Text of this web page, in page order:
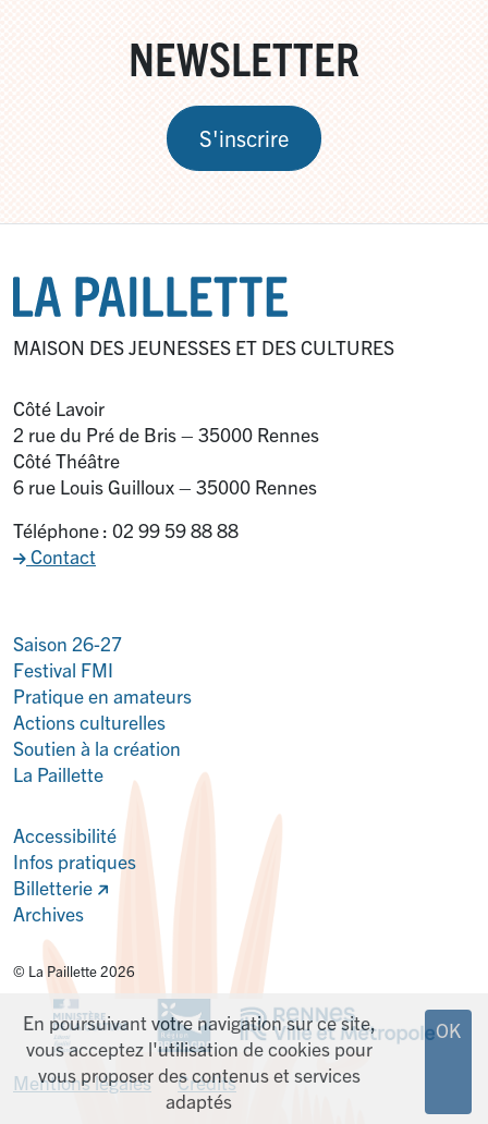
NEWSLETTER
S'inscrire
MAISON DES JEUNESSES ET DES CULTURES
Côté Lavoir
2 rue du Pré de Bris – 35000 Rennes
Côté Théâtre
6 rue Louis Guilloux – 35000 Rennes
Téléphone : 02 99 59 88 88
Contact
Saison 26-27
Festival FMI
Pratique en amateurs
Actions culturelles
Soutien à la création
La Paillette
Accessibilité
Infos pratiques
Billetterie
Archives
© La Paillette 2026
Mentions légales Crédits
En poursuivant votre navigation sur ce site,
vous acceptez l'utilisation de cookies pour
vous proposer des contenus et services
adaptés
OK